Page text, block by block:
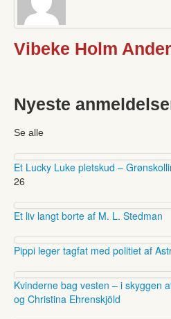
Vibeke Holm
Nyeste
Se alle
Et Lucky Luke pletskud –
26
Et liv langt borte af M. L. Stedman
Pippi leger tagfat med politiet af
Kvinderne bag vesten – i skyggen
og Christina Ehrenskjöld